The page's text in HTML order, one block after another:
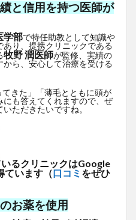
と信用を持つ医師が
学部で特任助教として知識や
り、提携クリニックである
牧野 潤医師が監修、実績の
ら、安心して治療を受ける
てきた」「薄毛とともに頭が
も答えてくれますので、ぜ
ただきたいですね。
るクリニックはGoogle
ています（口コミ をぜひ
お薬を使用